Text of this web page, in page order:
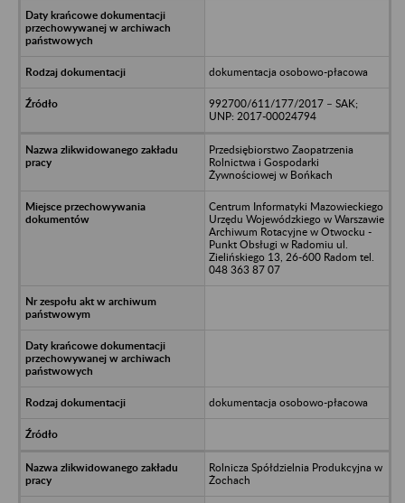
dokumentacja osobowo-płacowa
992700/611/177/2017 – SAK;
UNP: 2017-00024794
Przedsiębiorstwo Zaopatrzenia
Rolnictwa i Gospodarki
Żywnościowej w Bońkach
Centrum Informatyki Mazowieckiego
Urzędu Wojewódzkiego w Warszawie
Archiwum Rotacyjne w Otwocku -
Punkt Obsługi w Radomiu ul.
Zielińskiego 13, 26-600 Radom tel.
048 363 87 07
dokumentacja osobowo-płacowa
Rolnicza Spółdzielnia Produkcyjna w
Żochach